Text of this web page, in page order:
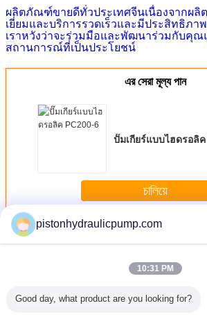
ผลิตภัณฑ์ขายดีทั่วประเทศจีนเนื่องจากผ
เยี่ยมและบริการรวดเร็วและมีประสิทธิภาพ
เราหวังว่าจะร่วมมือและพัฒนาร่วมกับคุณ
สถานการณ์ที่เป็นประโยชน์
এর সেরা মূল্য পান
ปั๊มเกียร์แบบไฮดรอลิค
চালিয়ে
มากกว่าHydraulic Gear Pumps
pistonhydraulicpump.com
10:31 PM
Good day, what product are you looking for?